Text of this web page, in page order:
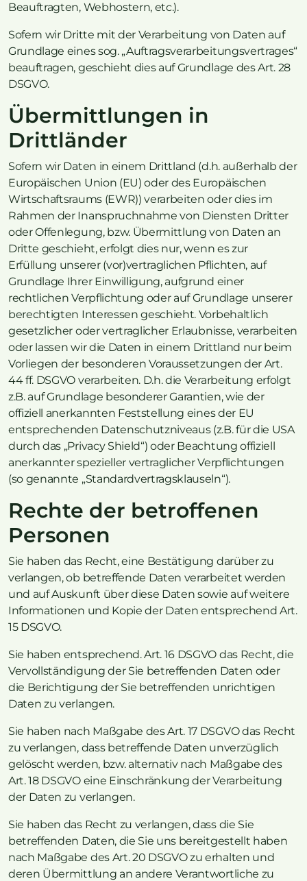
Beauftragten, Webhostern, etc.).
Sofern wir Dritte mit der Verarbeitung von Daten auf
Grundlage eines sog. „Auftragsverarbeitungsvertrages“
beauftragen, geschieht dies auf Grundlage des Art. 28
DSGVO.
Übermittlungen in
Drittländer
Sofern wir Daten in einem Drittland (d.h. außerhalb der
Europäischen Union (EU) oder des Europäischen
Wirtschaftsraums (EWR)) verarbeiten oder dies im
Rahmen der Inanspruchnahme von Diensten Dritter
oder Offenlegung, bzw. Übermittlung von Daten an
Dritte geschieht, erfolgt dies nur, wenn es zur
Erfüllung unserer (vor)vertraglichen Pflichten, auf
Grundlage Ihrer Einwilligung, aufgrund einer
rechtlichen Verpflichtung oder auf Grundlage unserer
berechtigten Interessen geschieht. Vorbehaltlich
gesetzlicher oder vertraglicher Erlaubnisse, verarbeiten
oder lassen wir die Daten in einem Drittland nur beim
Vorliegen der besonderen Voraussetzungen der Art.
44 ff. DSGVO verarbeiten. D.h. die Verarbeitung erfolgt
z.B. auf Grundlage besonderer Garantien, wie der
offiziell anerkannten Feststellung eines der EU
entsprechenden Datenschutzniveaus (z.B. für die USA
durch das „Privacy Shield“) oder Beachtung offiziell
anerkannter spezieller vertraglicher Verpflichtungen
(so genannte „Standardvertragsklauseln“).
Rechte der betroffenen
Personen
Sie haben das Recht, eine Bestätigung darüber zu
verlangen, ob betreffende Daten verarbeitet werden
und auf Auskunft über diese Daten sowie auf weitere
Informationen und Kopie der Daten entsprechend Art.
15 DSGVO.
Sie haben entsprechend. Art. 16 DSGVO das Recht, die
Vervollständigung der Sie betreffenden Daten oder
die Berichtigung der Sie betreffenden unrichtigen
Daten zu verlangen.
Sie haben nach Maßgabe des Art. 17 DSGVO das Recht
zu verlangen, dass betreffende Daten unverzüglich
gelöscht werden, bzw. alternativ nach Maßgabe des
Art. 18 DSGVO eine Einschränkung der Verarbeitung
der Daten zu verlangen.
Sie haben das Recht zu verlangen, dass die Sie
betreffenden Daten, die Sie uns bereitgestellt haben
nach Maßgabe des Art. 20 DSGVO zu erhalten und
deren Übermittlung an andere Verantwortliche zu